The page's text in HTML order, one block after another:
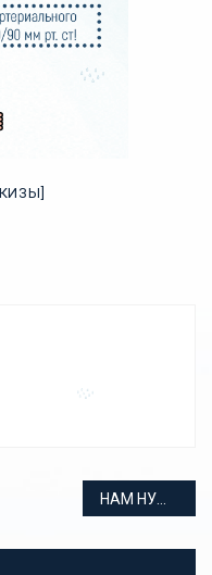
НАМ НУЖНА ОДНА ПОБЕДА!